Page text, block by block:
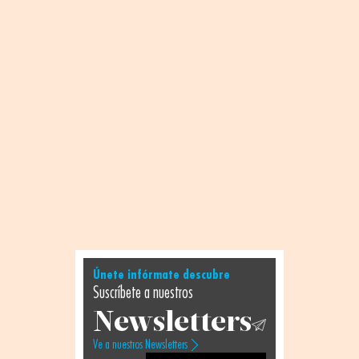
Únete infórmate descubre
Suscríbete a nuestros
Newsletters
Ve a nuestros Newsletters